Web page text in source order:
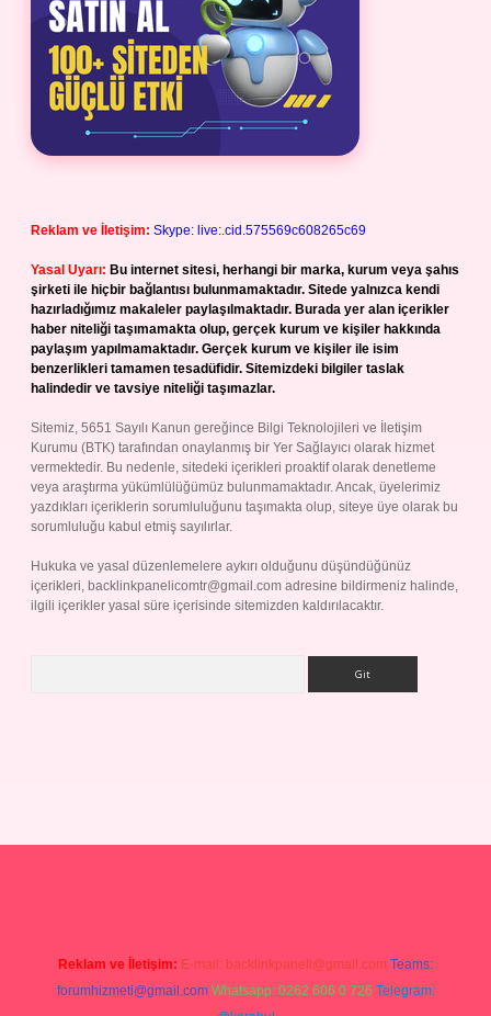
Reklam ve İletişim: Skype: live:.cid.575569c608265c69
Yasal Uyarı: Bu internet sitesi, herhangi bir marka, kurum veya şahıs
şirketi ile hiçbir bağlantısı bulunmamaktadır. Sitede yalnızca kendi
hazırladığımız makaleler paylaşılmaktadır. Burada yer alan içerikler
haber niteliği taşımamakta olup, gerçek kurum ve kişiler hakkında
paylaşım yapılmamaktadır. Gerçek kurum ve kişiler ile isim
benzerlikleri tamamen tesadüfidir. Sitemizdeki bilgiler taslak
halindedir ve tavsiye niteliği taşımazlar.
Sitemiz, 5651 Sayılı Kanun gereğince Bilgi Teknolojileri ve İletişim
Kurumu (BTK) tarafından onaylanmış bir Yer Sağlayıcı olarak hizmet
vermektedir. Bu nedenle, sitedeki içerikleri proaktif olarak denetleme
veya araştırma yükümlülüğümüz bulunmamaktadır. Ancak, üyelerimiz
yazdıkları içeriklerin sorumluluğunu taşımakta olup, siteye üye olarak bu
sorumluluğu kabul etmiş sayılırlar.
Hukuka ve yasal düzenlemelere aykırı olduğunu düşündüğünüz
içerikleri, backlinkpanelicomtr@gmail.com adresine bildirmeniz halinde,
ilgili içerikler yasal süre içerisinde sitemizden kaldırılacaktır.
Reklam ve İletişim: E-mail: backlinkpaneli@gmail.com Teams:
forumhizmeti@gmail.com Whatsapp: 0262 606 0 726 Telegram: